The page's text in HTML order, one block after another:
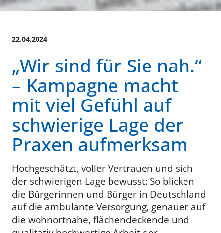
22.04.2024
„Wir sind für Sie nah.“
– Kampagne macht
mit viel Gefühl auf
schwierige Lage der
Praxen aufmerksam
Hochgeschätzt, voller Vertrauen und sich
der schwierigen Lage bewusst: So blicken
die Bürgerinnen und Bürger in Deutschland
auf die ambulante Versorgung, genauer auf
die wohnortnahe, flächendeckende und